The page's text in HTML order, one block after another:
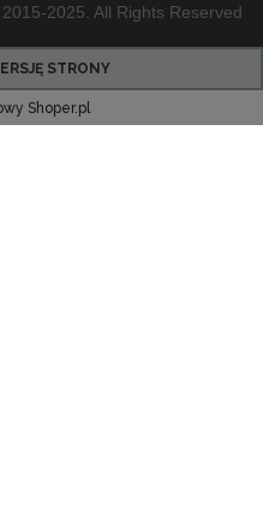
2025. All Rights Reserved
STRONY
Shoper.pl